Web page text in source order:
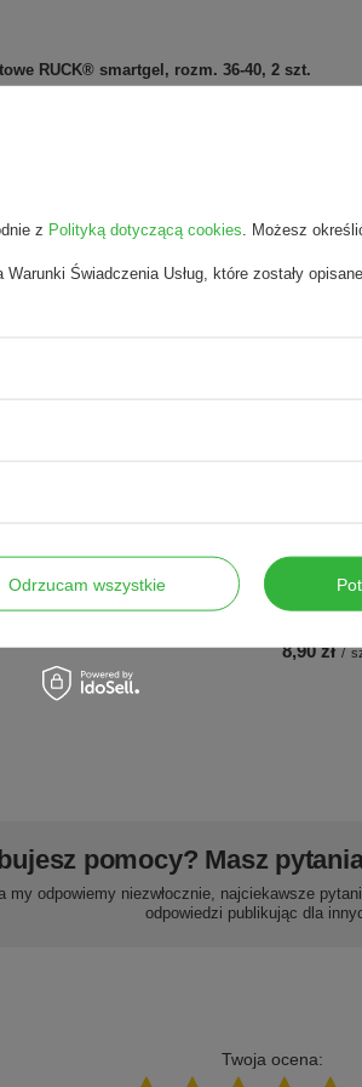
RUCK® smartgel, rozm. 36-40, 2 szt.
1 para
Ø 5
60 (1
SWAROVSKI®
ELEMENTS, 4 mm,
10 szt. (różne kolory)
Peha-haft
m, 1 szt.
8,90 zł /
pomocy? Masz
my odpowiemy niezwłocznie, najciekawsze
odpowiedzi publikując dla
Twoja ocena:
z Polityką dotyczącą cookies . Możesz
Świadczenia Usług, które zostały
Odrzucam wszystkie